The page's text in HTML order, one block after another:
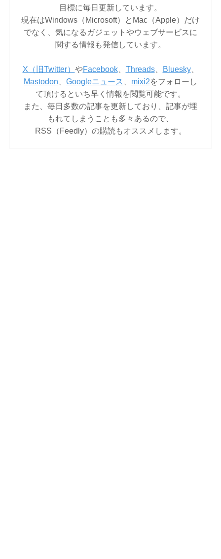
目標に毎日更新しています。
現在はWindows（Microsoft）とMac（Apple）だけ
でなく、気になるガジェットやウェブサービスに
関する情報も発信しています。
X（旧Twitter） やFacebook、 Threads、 Bluesky、
Mastodon
Googleニュース mixi2をフォローし
て頂けるといち早く情報を閲覧可能です。
また、毎日多数の記事を更新しており、記事が埋
もれてしまうことも多々あるので、
RSS（Feedly）の購読もオススメします。